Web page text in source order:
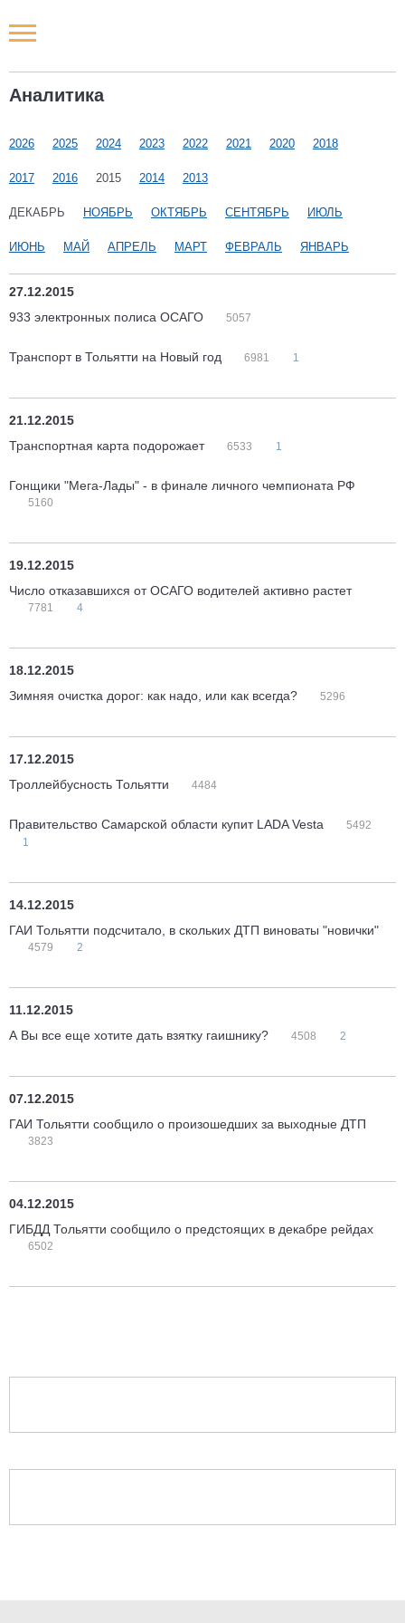
Аналитика
2026 2025 2024 2023 2022 2021 2020 2018
2017 2016 2015 2014 2013
ДЕКАБРЬ НОЯБРЬ ОКТЯБРЬ СЕНТЯБРЬ ИЮЛЬ
ИЮНЬ МАЙ АПРЕЛЬ МАРТ ФЕВРАЛЬ ЯНВАРЬ
27.12.2015
933 электронных полиса ОСАГО
5057
Транспорт в Тольятти на Новый год 6981 1
21.12.2015
Транспортная карта подорожает
6533 1
Гонщики "Мега-Лады" - в финале личного чемпионата РФ
5160
19.12.2015
Число отказавшихся от ОСАГО водителей активно растет
7781 4
18.12.2015
Зимняя очистка дорог: как надо, или как всегда?
5296
17.12.2015
Троллейбусность Тольятти
4484
Правительство Самарской области купит LADA Vesta
5492
1
14.12.2015
ГАИ Тольятти подсчитало, в скольких ДТП виноваты "новички"
4579 2
11.12.2015
А Вы все еще хотите дать взятку гаишнику?
4508 2
07.12.2015
ГАИ Тольятти сообщило о произошедших за выходные ДТП
3823
04.12.2015
ГИБДД Тольятти сообщило о предстоящих в декабре рейдах
6502
Новости РФ
Наши мероприятия
Статьи